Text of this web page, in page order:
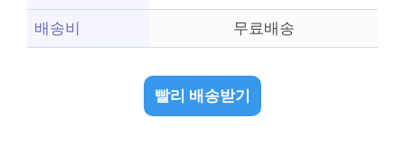
배송비 무료배송
빨리 배송받기